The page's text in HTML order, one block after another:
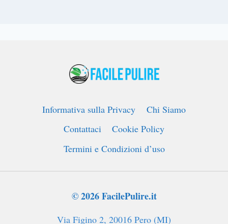
Informativa sulla Privacy
Chi Siamo
Contattaci
Cookie Policy
Termini e Condizioni d’uso
© 2026 FacilePulire.it
Via Figino 2, 20016 Pero (MI)